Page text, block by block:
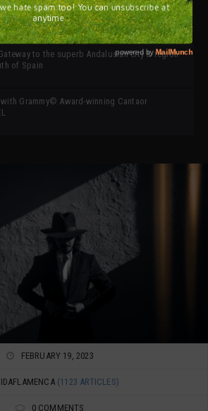
Edition 2025 * ‘We are all SIMOF’
to the superb Andalusian city & region
of Spain
with Grammy© Award-winning Cantaor
FEBRUARY 19, 2023
(1123 ARTICLES)
0 COMMENTS